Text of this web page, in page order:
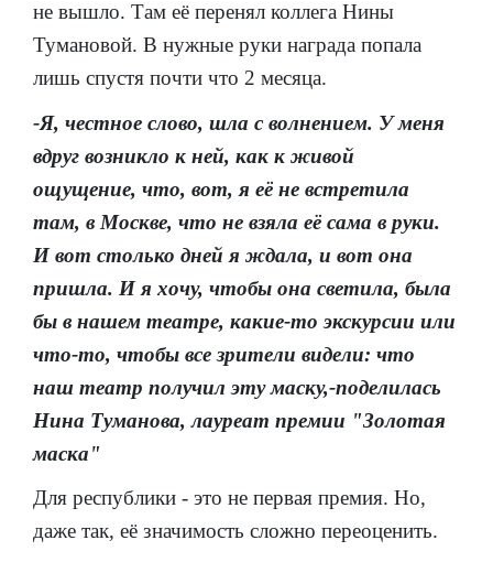
не вышло. Там её перенял коллега Нины
Тумановой. В нужные руки награда попала
лишь спустя почти что 2 месяца.
-Я, честное слово, шла с волнением. У меня
вдруг возникло к ней, как к живой
ощущение, что, вот, я её не встретила
там, в Москве, что не взяла её сама в руки.
И вот столько дней я ждала, и вот она
пришла. И я хочу, чтобы она светила, была
бы в нашем театре, какие-то экскурсии или
что-то, чтобы все зрители видели: что
наш театр получил эту маску,-поделилась
Нина Туманова, лауреат премии "Золотая
маска"
Для республики - это не первая премия. Но,
даже так, её значимость сложно переоценить.